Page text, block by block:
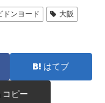
ドンヨード 大阪
はてブ
コピー